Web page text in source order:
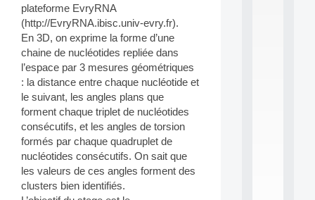
plateforme EvryRNA
(http://EvryRNA.ibisc.univ-evry.fr).
En 3D, on exprime la forme d’une
chaine de nucléotides repliée dans
l’espace par 3 mesures géométriques
: la distance entre chaque nucléotide et
le suivant, les angles plans que
forment chaque triplet de nucléotides
consécutifs, et les angles de torsion
formés par chaque quadruplet de
nucléotides consécutifs. On sait que
les valeurs de ces angles forment des
clusters bien identifiés.